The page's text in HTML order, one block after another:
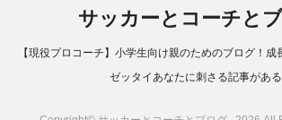
サッカーとコーチと
【現役プロコーチ】小学生向け親のためのブログ！
ゼッタイあなたに刺さる記事がある